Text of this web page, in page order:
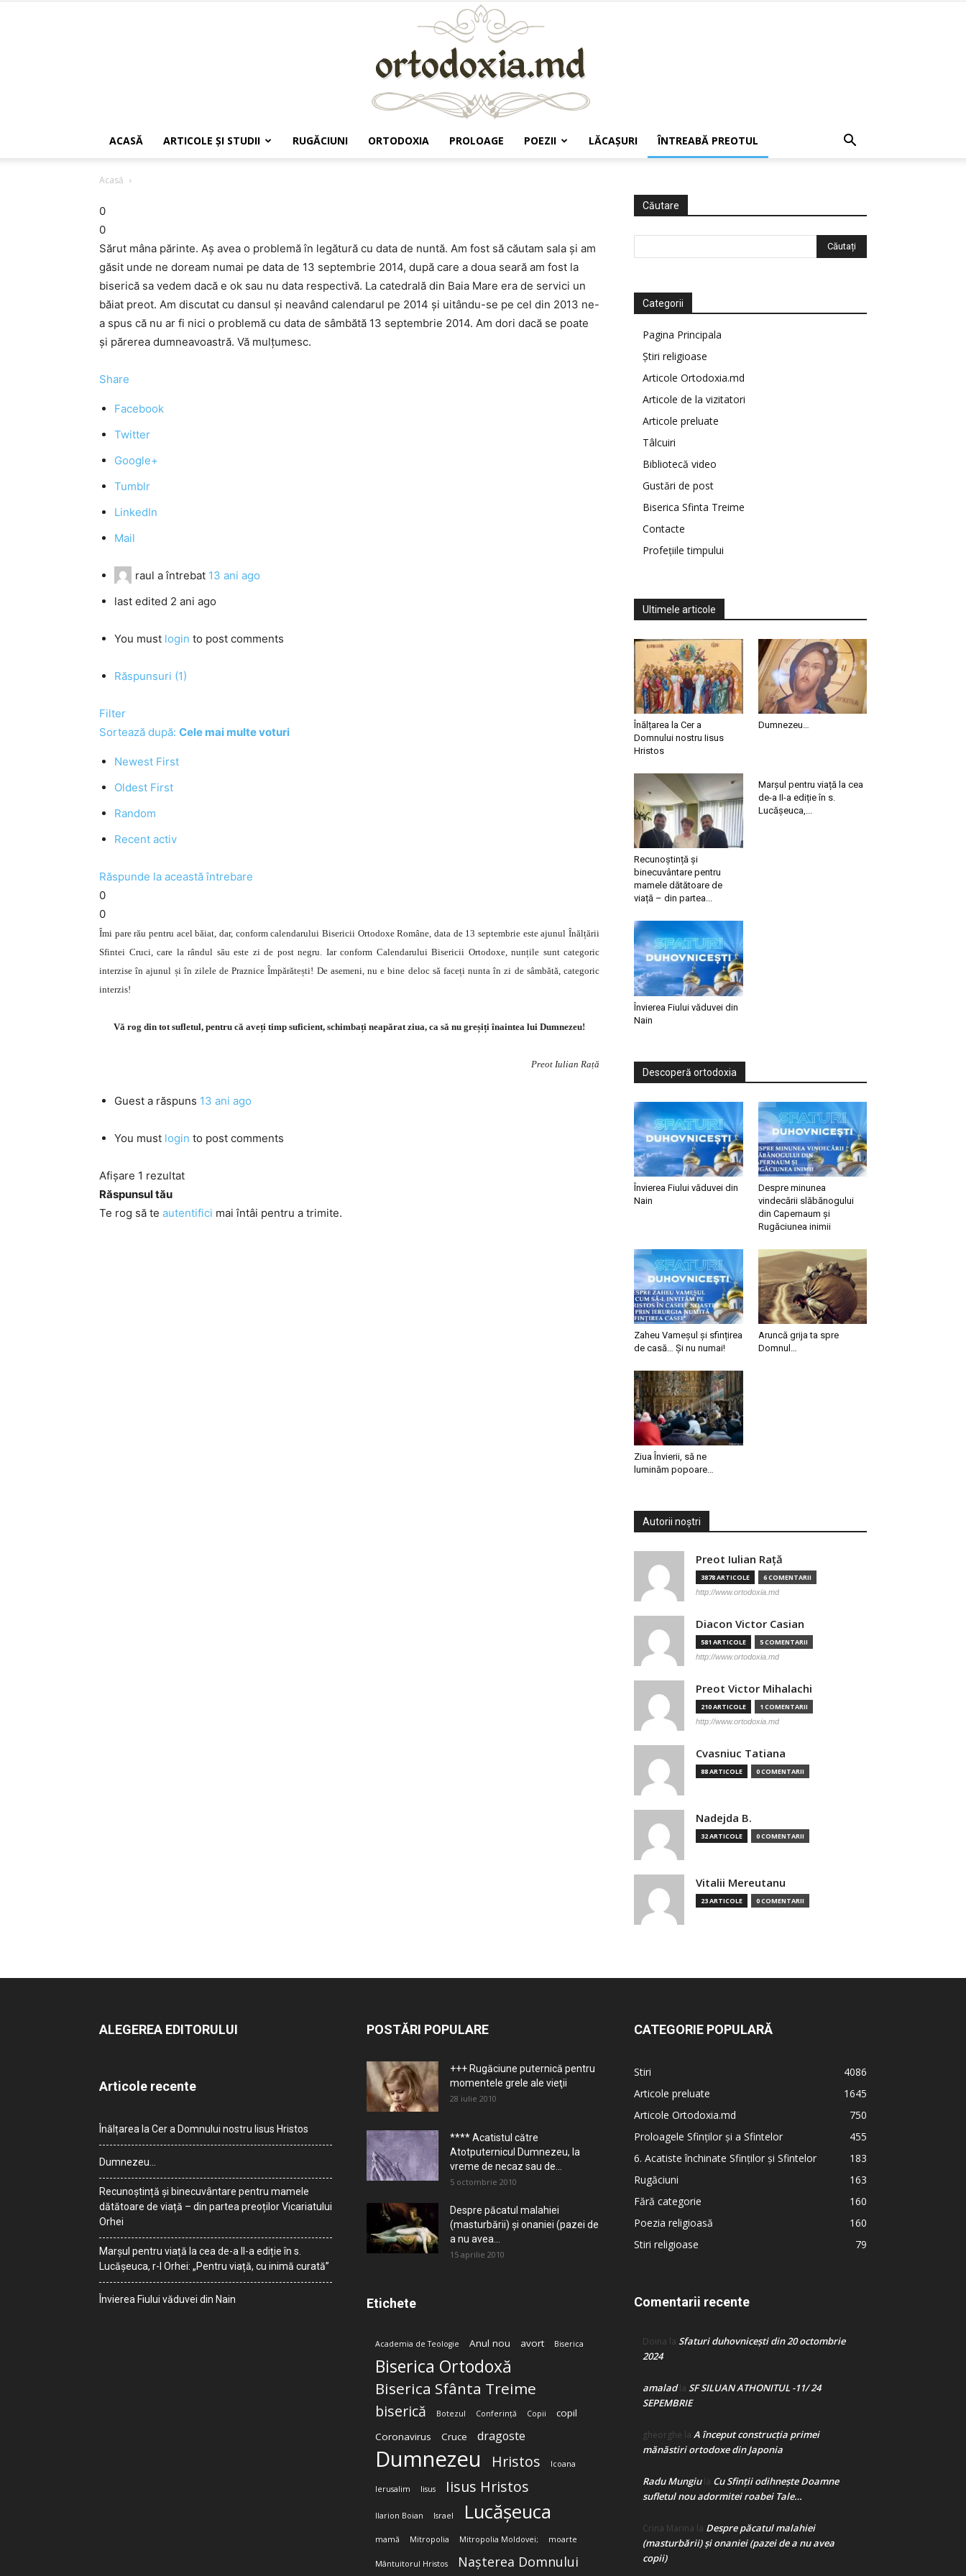
ACASĂ ARTICOLE ŞI STUDII RUGĂCIUNI ORTODOXIA PROLOAGE POEZII LĂCAŞURI ÎNTREABĂ PREOTUL
Acasă
0
0
Sărut mâna părinte. Aș avea o problemă în legătură cu data de nuntă. Am fost să căutam sala și am
găsit unde ne doream numai pe data de 13 septembrie 2014, după care a doua seară am fost la
biserică sa vedem dacă e ok sau nu data respectivă. La catedrală din Baia Mare era de servici un
băiat preot. Am discutat cu dansul și neavând calendarul pe 2014 și uitându-se pe cel din 2013 ne-
a spus că nu ar fi nici o problemă cu data de sâmbătă 13 septembrie 2014. Am dori dacă se poate
și părerea dumneavoastră. Vă mulțumesc.
Share
Facebook
Twitter
Google+
Tumblr
LinkedIn
Mail
raul a întrebat 13 ani ago
last edited 2 ani ago
You must login to post comments
Răspunsuri (1)
Filter
Sortează după: Cele mai multe voturi
Newest First
Oldest First
Random
Recent activ
Răspunde la această întrebare
0
0
Îmi pare rău pentru acel băiat, dar, conform calendarului Bisericii Ortodoxe Române, data de 13 septembrie este ajunul Înălțării
Sfintei Cruci, care la rândul său este zi de post negru. Iar conform Calendarului Bisericii Ortodoxe, nunțile sunt categoric
interzise în ajunul și în zilele de Praznice Împărătești! De asemeni, nu e bine deloc să faceți nunta în zi de sâmbătă, categoric
interzis!
Vă rog din tot sufletul, pentru că aveți timp suficient, schimbați neapărat ziua, ca să nu greșiți înaintea lui Dumnezeu!
Preot Iulian Rață
Guest a răspuns 13 ani ago
You must login to post comments
Afișare 1 rezultat
Răspunsul tău
Te rog să te autentifici mai întâi pentru a trimite.
Căutare
Categorii
Pagina Principala
Știri religioase
Articole Ortodoxia.md
Articole de la vizitatori
Articole preluate
Tâlcuiri
Bibliotecă video
Gustări de post
Biserica Sfinta Treime
Contacte
Profețiile timpului
Ultimele articole
Înălțarea la Cer a
Domnului nostru Iisus
Hristos
Dumnezeu…
Recunoștință și
binecuvântare pentru
mamele dătătoare de
viață – din partea...
Marșul pentru viață la cea
de-a II-a ediție în s.
Lucășeuca,...
Învierea Fiului văduvei din
Nain
Descoperă ortodoxia
Învierea Fiului văduvei din
Nain
Despre minunea
vindecării slăbănogului
din Capernaum și
Rugăciunea inimii
Zaheu Vameșul și sfințirea
de casă… Și nu numai!
Aruncă grija ta spre
Domnul…
Ziua Învierii, să ne
luminăm popoare…
Autorii noștri
Preot Iulian Raţă
3878 ARTICOLE 6 COMENTARII
http://www.ortodoxia.md
Diacon Victor Casian
581 ARTICOLE 5 COMENTARII
http://www.ortodoxia.md
Preot Victor Mihalachi
210 ARTICOLE 1 COMENTARII
http://www.ortodoxia.md
Cvasniuc Tatiana
88 ARTICOLE 0 COMENTARII
Nadejda B.
32 ARTICOLE 0 COMENTARII
Vitalii Mereutanu
23 ARTICOLE 0 COMENTARII
ALEGEREA EDITORULUI
Articole recente
Înălțarea la Cer a Domnului nostru Iisus Hristos
Dumnezeu…
Recunoștință și binecuvântare pentru mamele
dătătoare de viață – din partea preoților Vicariatului
Orhei
Marșul pentru viață la cea de-a II-a ediție în s.
Lucășeuca, r-l Orhei: „Pentru viață, cu inimă curată”
Învierea Fiului văduvei din Nain
POSTĂRI POPULARE
+++ Rugăciune puternică pentru
momentele grele ale vieţii
28 iulie 2010
**** Acatistul către
Atotputernicul Dumnezeu, la
vreme de necaz sau de...
5 octombrie 2010
Despre păcatul malahiei
(masturbării) şi onaniei (pazei de
a nu avea...
15 aprilie 2010
Etichete
Academia de Teologie Anul nou avort Biserica
Biserica Ortodoxă
Biserica Sfânta Treime
biserică Botezul Conferință Copii
copil
Coronavirus
Cruce dragoste
Dumnezeu Hristos Icoana
Ierusalim Iisus Iisus Hristos
Ilarion Boian Israel Lucășeuca
mamă Mitropolia Mitropolia Moldovei; moarte
Mântuitorul Hristos Nașterea Domnului
CATEGORIE POPULARĂ
Stiri
4086
Articole preluate
1645
Articole Ortodoxia.md
750
Proloagele Sfinților și a Sfintelor
455
6. Acatiste închinate Sfinților și Sfintelor
183
Rugăciuni
163
Fără categorie
160
Poezia religioasă
160
Stiri religioase
79
Comentarii recente
Doina la Sfaturi duhovnicești din 20 octombrie
2024
amaladla SF SILUAN ATHONITUL -11/ 24
SEPEMBRIE
gheorghe la A început construcţia primei
mănăstiri ortodoxe din Japonia
Radu Mungiula Cu Sfinții odihnește Doamne
sufletul nou adormitei roabei Tale…
Crina Marina la Despre păcatul malahiei
(masturbării) şi onaniei (pazei de a nu avea
copii)